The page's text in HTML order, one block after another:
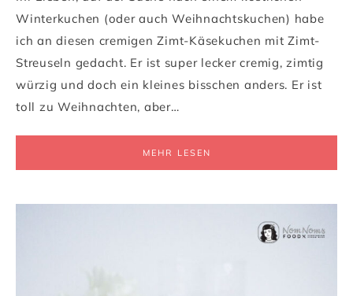
Winterkuchen (oder auch Weihnachtskuchen) habe
ich an diesen cremigen Zimt-Käsekuchen mit Zimt-
Streuseln gedacht. Er ist super lecker cremig, zimtig
würzig und doch ein kleines bisschen anders. Er ist
toll zu Weihnachten, aber…
MEHR LESEN